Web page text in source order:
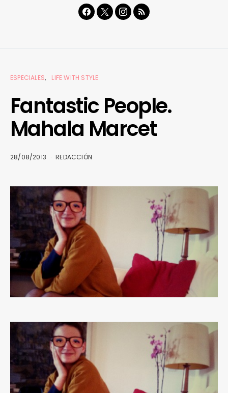
ESPECIALES LIFE WITH STYLE
Fantastic People.
Mahala Marcet
28/08/2013 REDACCIÓN